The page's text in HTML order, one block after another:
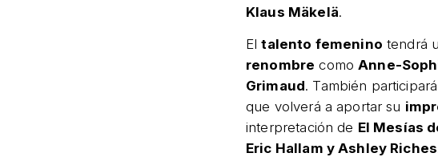
Klaus Mäkelä.
Eltalento femenino tendrá
renombre comoAnne-
Grimaud. También
que volverá a aportar su
interpretación de El Mesías
Eric Hallam y Ashley Riches